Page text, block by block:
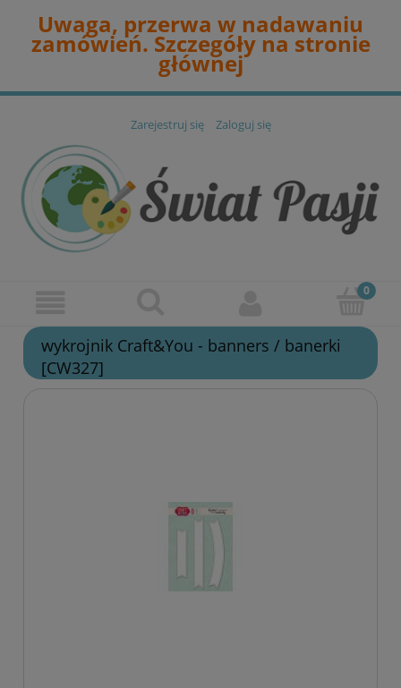
Uwaga, przerwa w nadawaniu
zamówień. Szczegóły na stronie
głównej
Zarejestruj się Zaloguj się
wykrojnik Craft&You - banners / banerki
[CW327]